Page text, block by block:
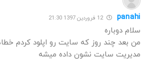
panahi 12 فروردین 1397 21:30
سلام دوباره
من بعد چند روز که سایت رو اپلود کردم
مدیریت سایت نشون داده میشه